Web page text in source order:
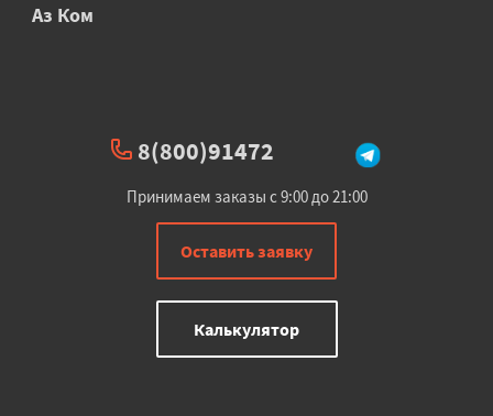
Аз Ком
8(800)91472
Принимаем заказы с 9:00 до 21:00
Оставить заявку
Калькулятор